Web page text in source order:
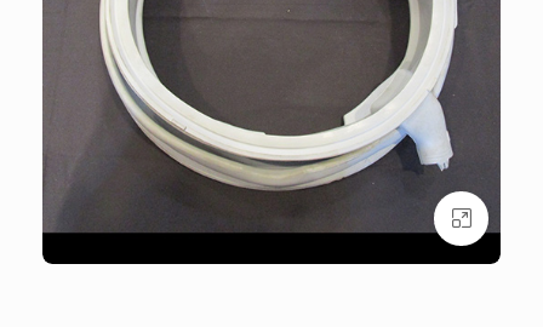
بزرگنمایی تصویر